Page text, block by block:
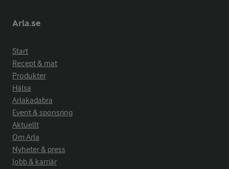
Arla.se
Start
Recept & mat
Produkter
Hälsa
Arlakadabra
Event & sponsring
Aktuellt
Om Arla
Nyheter & press
Jobb & karriär